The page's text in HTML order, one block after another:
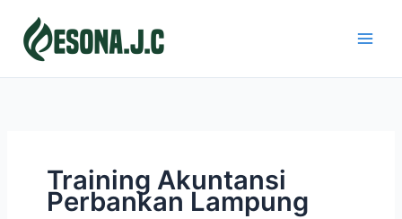
content
Training Akuntansi
Perbankan Lampung